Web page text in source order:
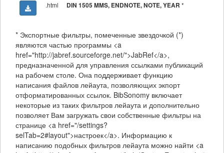
.html DIN 1505 MMS, ENDNOTE, NOTE, YEAR *
* Экспортные фильтры, помеченные звездочкой (*)
являются частью программы <a
href="http://jabref.sourceforge.net/">JabRef</a>,
предназначенной для управления ссылками публикаций
на рабочем столе. Она поддерживает функцию
написания файлов лейаута, позволяющих экпорт
отформатированных ссылок. BibSonomy включает
некоторые из таких фильтров лейаута и дополнительно
позволяет Вам загружать свои собственные фильтры на
странице <a href="/settings?
selTab=2#layout">настроек</a>. Информацию к
написанию подобных фильтров лейаута можно найти <a